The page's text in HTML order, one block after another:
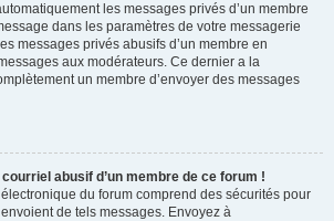
les messages privés d’un membre
dans les paramètres de votre messagerie
messages privés abusifs d’un membre en
aux modérateurs. Ce dernier a la
un membre d’envoyer des messages
abusif d’un membre de ce forum !
du forum comprend des sécurités pour
de tels messages. Envoyez à